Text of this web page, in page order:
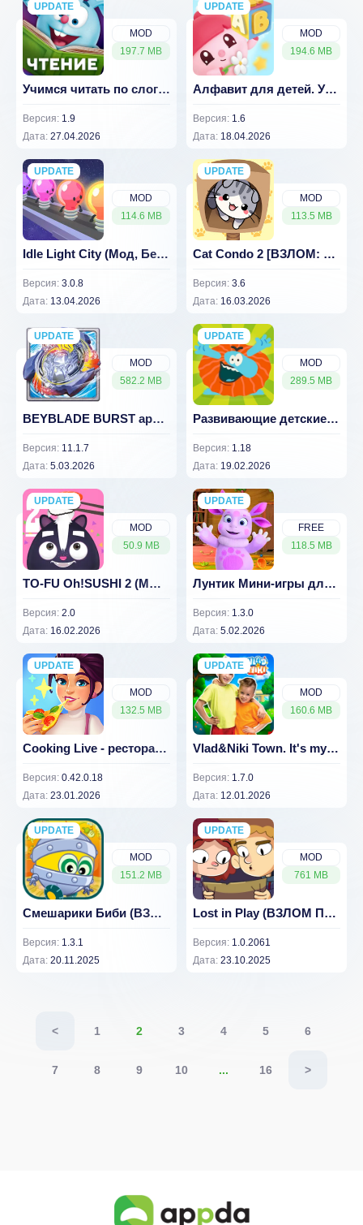
MOD
197.7 MB
UPDATE
NEW
Учимся читать по слогам Азбука
Версия: 1.9
Дата: 27.04.2026
MOD
194.6 MB
UPDATE
NEW
Алфавит для детей. Учим буквы
Версия: 1.6
Дата: 18.04.2026
MOD
114.6 MB
UPDATE
NEW
Idle Light City (Мод, Бесплатные покупки) 3.0.8
Версия: 3.0.8
Дата: 13.04.2026
MOD
113.5 MB
UPDATE
NEW
Cat Condo 2 [ВЗЛОМ: Бесплатные покупки] 3.6
Версия: 3.6
Дата: 16.03.2026
MOD
582.2 MB
UPDATE
NEW
BEYBLADE BURST app v 11.1.7 [ВЗЛОМ на деньги]
Версия: 11.1.7
Дата: 5.03.2026
MOD
289.5 MB
UPDATE
NEW
Развивающие детские игры. Бодо
Версия: 1.18
Дата: 19.02.2026
MOD
50.9 MB
UPDATE
NEW
TO-FU Oh!SUSHI 2 (МОД, Много монет)
Версия: 2.0
Дата: 16.02.2026
FREE
118.5 MB
UPDATE
NEW
Лунтик Мини-игры для детей
Версия: 1.3.0
Дата: 5.02.2026
MOD
132.5 MB
UPDATE
NEW
Cooking Live - ресторан мечты
Версия: 0.42.0.18
Дата: 23.01.2026
MOD
160.6 MB
UPDATE
NEW
Vlad&Niki Town. It's my World Взлом (Много Денег)
Версия: 1.7.0
Дата: 12.01.2026
MOD
151.2 MB
UPDATE
NEW
Смешарики Биби (ВЗЛОМ Премиум подписка)
Версия: 1.3.1
Дата: 20.11.2025
MOD
761 MB
UPDATE
NEW
Lost in Play (ВЗЛОМ Полная Версия)
Версия: 1.0.2061
Дата: 23.10.2025
< 1 2 3 4 5 6
7 8 9 10 ... 16 >